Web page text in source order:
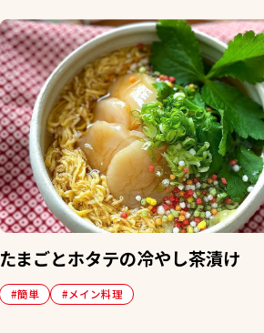
たまごとホタテの冷やし茶漬け
#簡単 #メイン料理